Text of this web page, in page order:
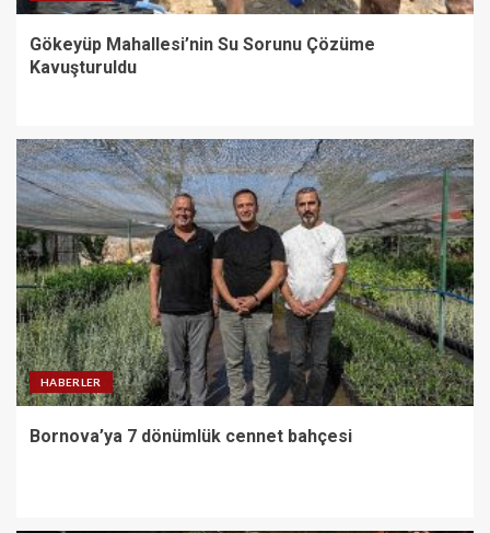
Gökeyüp Mahallesi’nin Su Sorunu Çözüme
Kavuşturuldu
HABERLER
Bornova’ya 7 dönümlük cennet bahçesi